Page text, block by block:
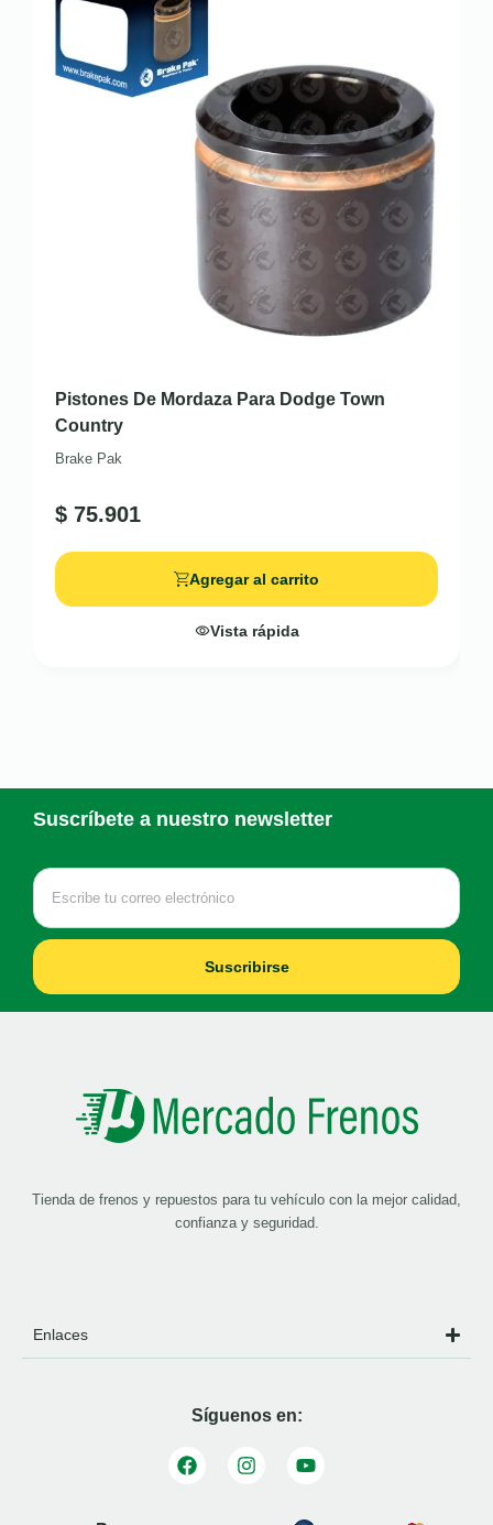
Pistones De Mordaza Para Dodge Town
Country
Brake Pak
$ 75.901
Agregar al carrito
Vista rápida
Suscríbete a nuestro newsletter
Suscribirse
Tienda de frenos y repuestos para tu vehículo con la mejor calidad,
confianza y seguridad.
Enlaces
Síguenos en: